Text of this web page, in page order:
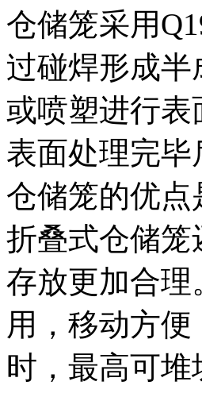
仓储笼采用
过碰焊形成
或喷塑进行
表面处理完
仓储笼的优
折叠式仓储
存放更加合
用，移动方
时，最高可